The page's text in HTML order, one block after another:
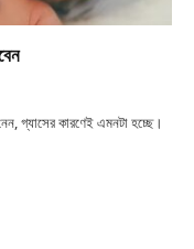
গ্যাসের কারণেই এমনটা হচ্ছে।